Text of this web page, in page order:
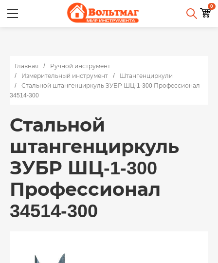
0
Главная
Ручной инструмент
Измерительный инструмент
Штангенциркули
Стальной штангенциркуль ЗУБР ШЦ-1-300 Профессионал
34514-300
Стальной
штангенциркуль
ЗУБР ШЦ-1-300
Профессионал
34514-300